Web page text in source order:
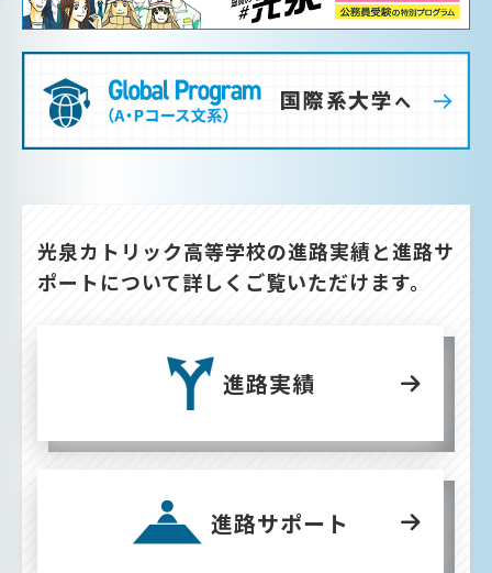
光泉カトリック高等学校の進路実績と進路サ
ポートについて詳しくご覧いただけます。
進路実績
進路サポート